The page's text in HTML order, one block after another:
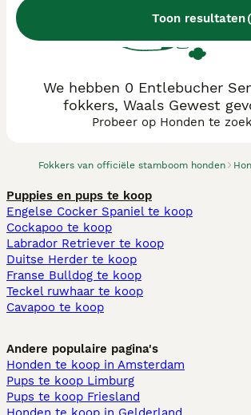
Toon resultaten(
Fokkers van officiële stamboom honden
We hebben 0 Entlebucher
fokkers, Waals Gewest
Probeer op Honden te
Puppies en pups te koop
Engelse Cocker Spaniel te koop
Cockapoo te koop
Labrador Retriever te koop
Duitse Herder te koop
Franse Bulldog te koop
Teckel ruwhaar te koop
Cavapoo te koop
Andere populaire pagina's
Honden te koop in Amsterdam
Pups te koop Limburg​
Pups te koop Friesland​